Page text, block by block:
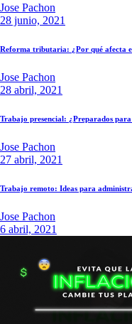
Jose Pachon
28 junio, 2021
Reforma tributaria: ¿Por qué afecta
Jose Pachon
28 abril, 2021
Trabajo presencial: ¿Preparados
Jose Pachon
27 abril, 2021
Trabajo remoto: Ideas para
Jose Pachon
6 abril, 2021